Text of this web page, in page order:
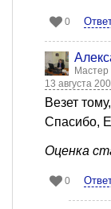
0
Мастер
13 августа
Везет
Спасибо,
Оценка
0